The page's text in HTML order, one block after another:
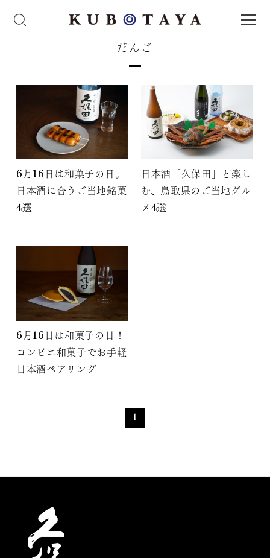
だんご
6月16日は和菓子の日。
日本酒に合うご当地銘菓
4選
日本酒「久保田」と楽し
む、鳥取県のご当地グル
メ4選
6月16日は和菓子の日！
コンビニ和菓子でお手軽
日本酒ペアリング
1